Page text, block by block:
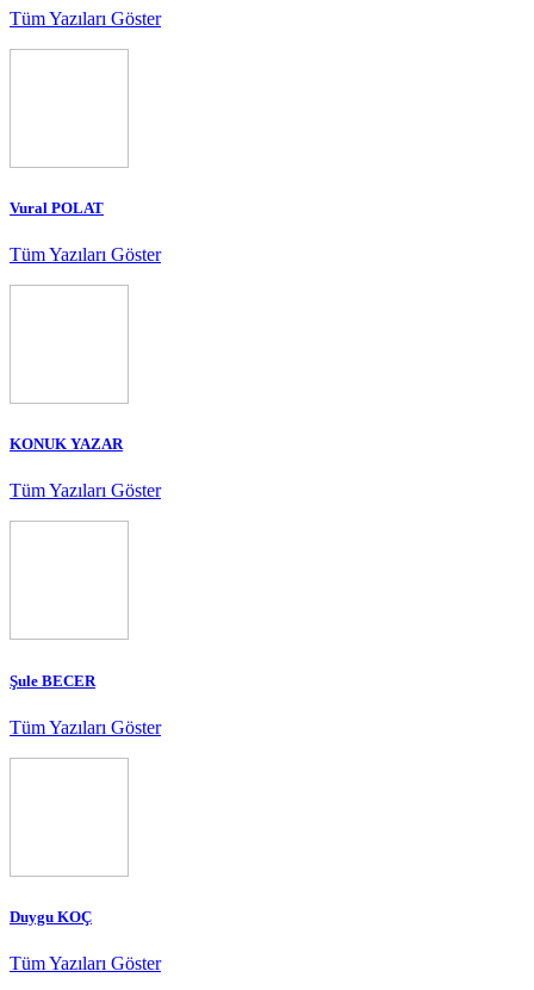
Tüm Yazıları Göster
Vural POLAT
Tüm Yazıları Göster
KONUK YAZAR
Tüm Yazıları Göster
Şule BECER
Tüm Yazıları Göster
Duygu KOÇ
Tüm Yazıları Göster